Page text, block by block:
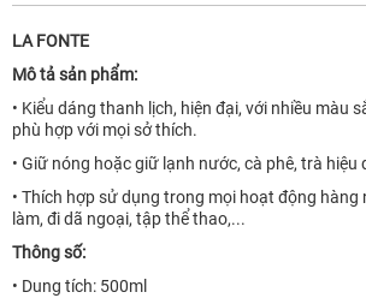
LA FONTE
Mô tả sản phẩm:
• Kiểu dáng thanh lịch, hiện đại, với nhiều màu
phù hợp với mọi sở thích.
• Giữ nóng hoặc giữ lạnh nước, cà phê, trà
• Thích hợp sử dụng trong mọi hoạt động hàng
làm, đi dã ngoại, tập thể thao,...
Thông số:
• Dung tích: 500ml